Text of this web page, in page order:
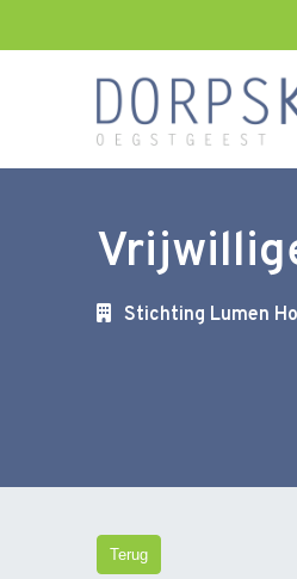
Stichting Lumen
Terug